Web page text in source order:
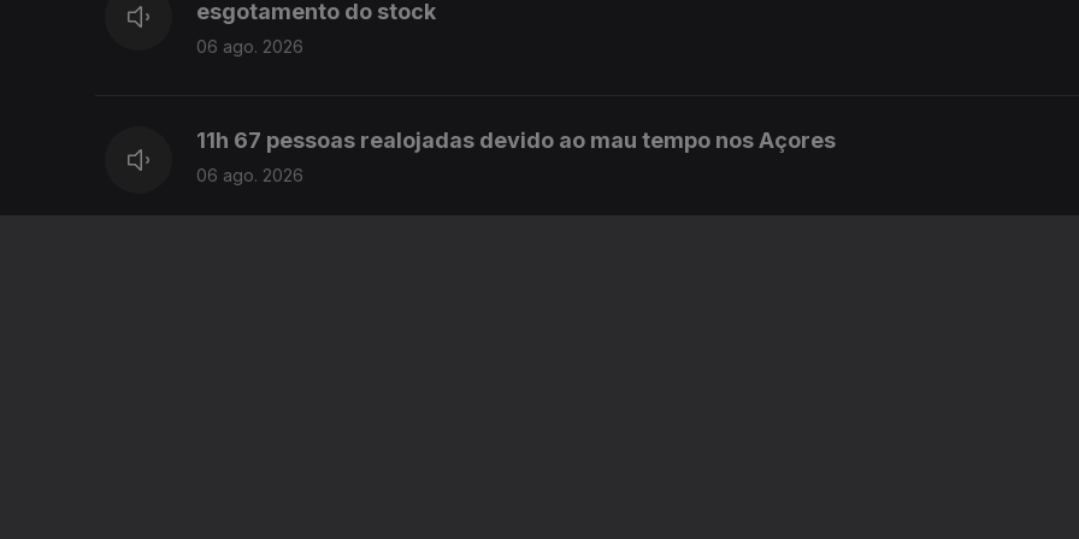
esgotamento do stock
06 ago. 2026
11h 67 pessoas realojadas devido ao mau tempo nos Açores
06 ago. 2026